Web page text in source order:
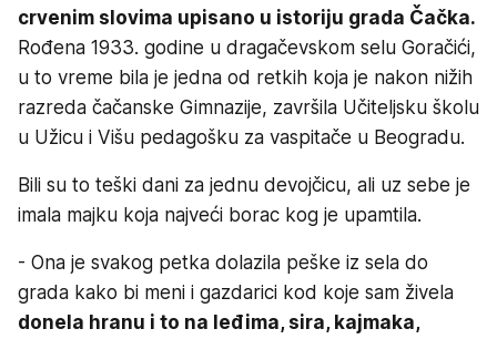
crvenim slovima upisano u istoriju grada Čačka.
Rođena 1933. godine u dragačevskom selu Goračići,
u to vreme bila je jedna od retkih koja je nakon nižih
razreda čačanske Gimnazije, završila Učiteljsku školu
u Užicu i Višu pedagošku za vaspitače u Beogradu.
Bili su to teški dani za jednu devojčicu, ali uz sebe je
imala majku koja najveći borac kog je upamtila.
- Ona je svakog petka dolazila peške iz sela do
grada kako bi meni i gazdarici kod koje sam živela
donela hranu i to na leđima, sira, kajmaka,